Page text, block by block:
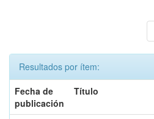
Resultados por ítem:
Fecha de
publicación
Título